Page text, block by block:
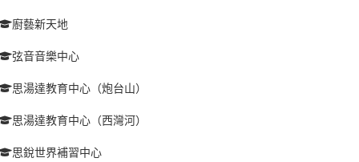
廚藝新天地
弦音音樂中心
思湯達教育中心（炮台山）
思湯達教育中心（西灣河）
思銳世界補習中心